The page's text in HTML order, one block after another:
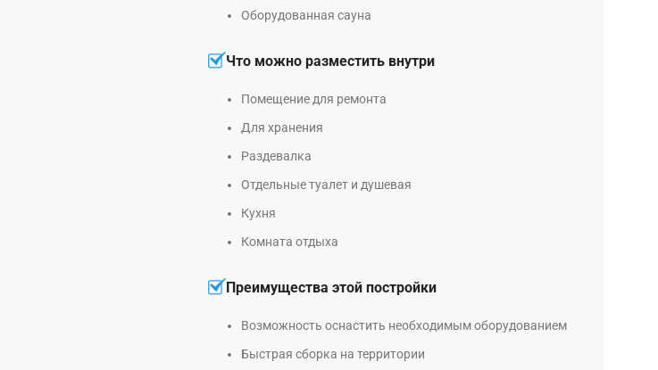
Оборудованная сауна
Что можно разместить внутри
Помещение для ремонта
Для хранения
Раздевалка
Отдельные туалет и душевая
Кухня
Комната отдыха
Преимущества этой постройки
Возможность оснастить необходимым оборудованием
Быстрая сборка на территории